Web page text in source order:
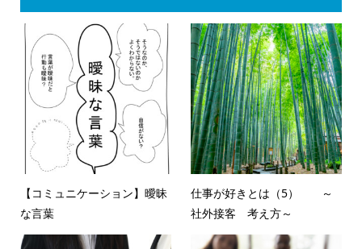
【コミュニケーション】曖昧
な言葉
仕事が好きとは（5） ～
社外接客 考え方～